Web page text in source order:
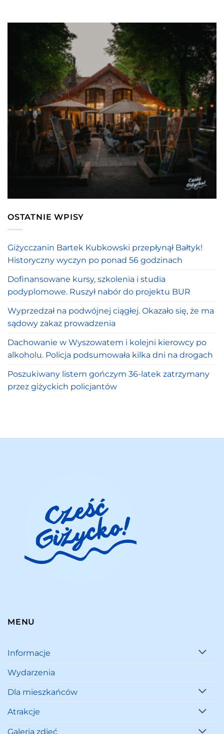
OSTATNIE WPISY
Giżycczanin Bartek Kubkowski przepłynął Bałtyk!
Historyczny wyczyn po ponad 56 godzinach
Dofinansowane kursy, szkolenia i studia
podyplomowe. Ruszył nabór do projektu BUR
Wyprzedzał na podwójnej ciągłej. Okazało się, że ma
sądowy zakaz prowadzenia
Dachowanie w Wyszowatem i kolejni kierowcy po
alkoholu. Policja podsumowała kilka dni na drogach
Poszukiwany listem gończym 36-latek zatrzymany
przez giżyckich policjantów
MENU
Informacje
Wydarzenia
Dla mieszkańców
Atrakcje
Galeria zdjęć